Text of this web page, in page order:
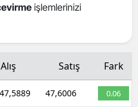
işlemlerinizi
Alış Satış Fark
47,5889 47,6006 0.06